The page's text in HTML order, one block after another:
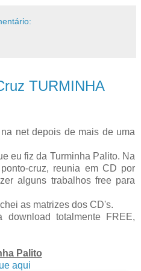
TURMINHA
net depois de mais de uma
eu fiz da Turminha Palito. Na
cruz, reunia em CD por
alguns trabalhos free para
as matrizes dos CD's.
download totalmente FREE,
Palito
aqui